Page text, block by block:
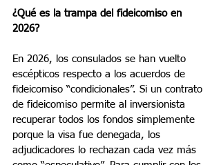
¿Qué es la trampa del fideicomiso en
2026?
En 2026, los consulados se han vuelto
escépticos respecto a los acuerdos de
fideicomiso “condicionales”. Si un contrato
de fideicomiso permite al inversionista
recuperar todos los fondos simplemente
porque la visa fue denegada, los
adjudicadores lo rechazan cada vez más